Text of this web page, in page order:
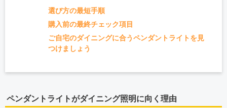
選び方の最短手順
購入前の最終チェック項目
ご自宅のダイニングに合うペンダントライトを見
つけましょう
ペンダントライトがダイニング照明に向く理由